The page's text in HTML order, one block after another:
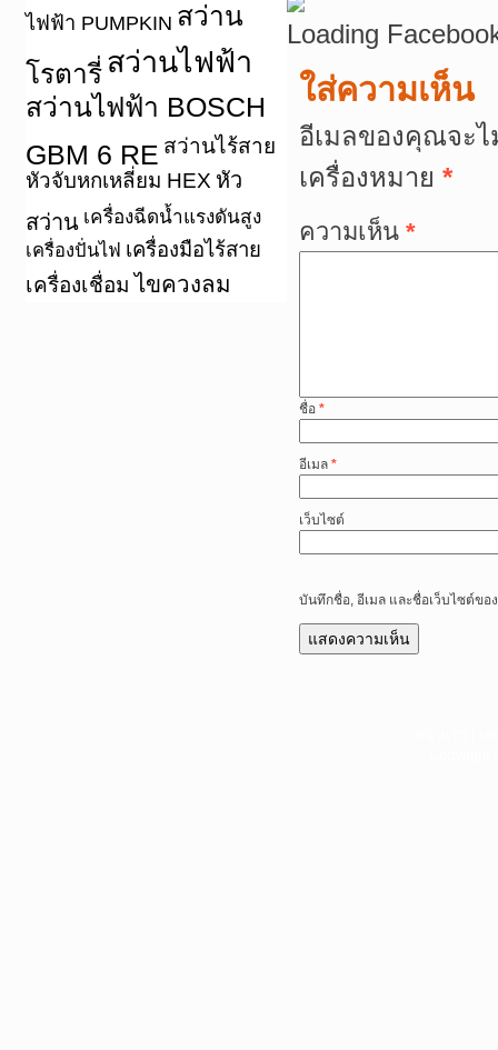
ไฟฟ้า PUMPKIN สว่าน
โรตารี่ สว่านไฟฟ้า
สว่านไฟฟ้า BOSCH
GBM 6 RE สว่านไร้สาย
หัวจับหกเหลี่ยม HEX หัว
สว่าน เครื่องฉีดน้ำแรงดันสูง
เครื่องปั่นไฟ เครื่องมือไร้สาย
เครื่องเชื่อม ไขควงลม
Loading
ใส่ความเห็น
อีเมลของคุณจะ
เครื่องหมาย *
ความเห็น *
ชื่อ *
อีเมล *
เว็บไซต์
บันทึกชื่อ, อีเมล และชื่อเว็บไซต์ขอ